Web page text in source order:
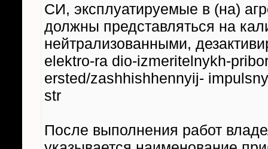
СИ, эксплуатируемые в (на)
должны представляться на
нейтрализованными,
elektro-ra dio-izmeritelnykh-
ersted/zashhishhennyij-
str
После выполнения работ